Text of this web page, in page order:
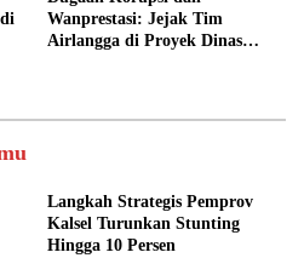
Wanprestasi: Jejak Tim
Airlangga di Proyek Dinas
Langkah Strategis Pemprov
Kalsel Turunkan Stunting
Hingga 10 Persen